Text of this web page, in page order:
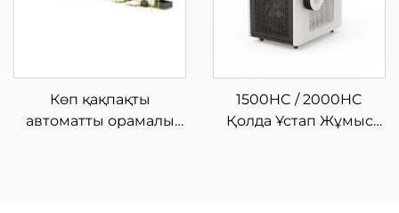
Көп қақпақты
автоматты орамалы
1500HC / 2000HC
Қолда Ұстап Жұмыс